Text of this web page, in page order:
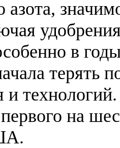
азота,
в
терять
и
на